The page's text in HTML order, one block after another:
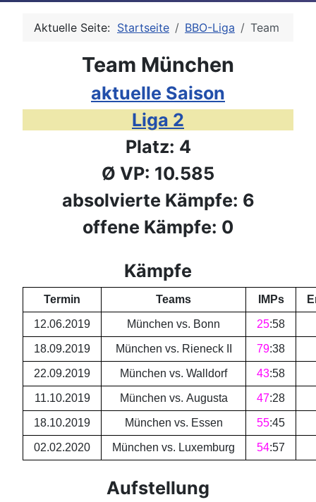
Aktuelle Seite: Startseite BBO-Liga Team
Team München
aktuelle Saison
Liga 2
Platz: 4
Ø VP: 10.585
absolvierte Kämpfe: 6
offene Kämpfe: 0
Kämpfe
Termin Teams IMPs
12.06.2019 München vs. Bonn 25:58
18.09.2019 München vs. Rieneck II 79:38
22.09.2019 München vs. Walldorf 43:58
11.10.2019 München vs. Augusta 47:28
18.10.2019 München vs. Essen 55:45
02.02.2020 München vs. Luxemburg 54:57
Aufstellung